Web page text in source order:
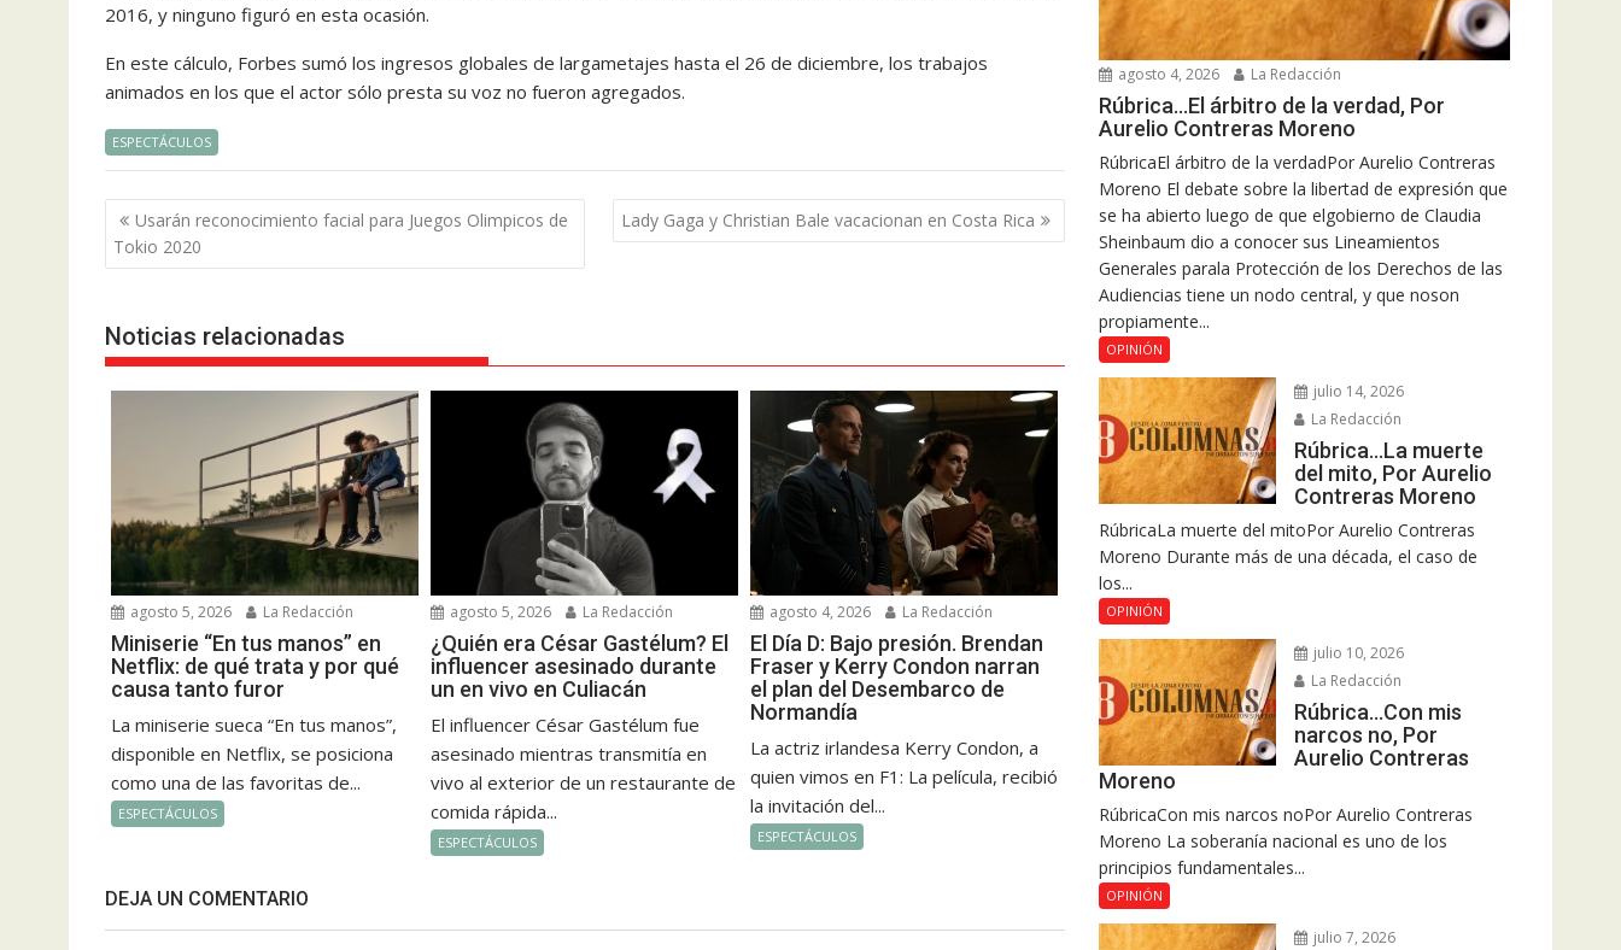
2016, y ninguno figuró en esta ocasión.
En este cálculo, Forbes sumó los ingresos globales de largametajes hasta el 26 de diciembre, los trabajos
animados en los que el actor sólo presta su voz no fueron agregados.
ESPECTÁCULOS
Navegación
de
entradas
Usarán reconocimiento facial para Juegos Olimpicos de
Tokio 2020
Lady Gaga y Christian Bale vacacionan en Costa Rica
Noticias relacionadas
agosto 5, 2026 La Redacción
Miniserie “En tus manos” en
Netflix: de qué trata y por qué
causa tanto furor
La miniserie sueca “En tus manos”,
disponible en Netflix, se posiciona
como una de las favoritas de...
ESPECTÁCULOS
agosto 5, 2026 La Redacción
¿Quién era César Gastélum? El
influencer asesinado durante
un en vivo en Culiacán
El influencer César Gastélum fue
asesinado mientras transmitía en
vivo al exterior de un restaurante de
comida rápida...
ESPECTÁCULOS
agosto 4, 2026 La Redacción
El Día D: Bajo presión. Brendan
Fraser y Kerry Condon narran
el plan del Desembarco de
Normandía
La actriz irlandesa Kerry Condon, a
quien vimos en F1: La película, recibió
la invitación del...
ESPECTÁCULOS
DEJA UN COMENTARIO
agosto 4, 2026 La Redacción
Rúbrica…El árbitro de la verdad, Por
Aurelio Contreras Moreno
RúbricaEl árbitro de la verdadPor Aurelio Contreras
Moreno El debate sobre la libertad de expresión que
se ha abierto luego de que elgobierno de Claudia
Sheinbaum dio a conocer sus Lineamientos
Generales parala Protección de los Derechos de las
Audiencias tiene un nodo central, y que noson
propiamente...
OPINIÓN
julio 14, 2026
La Redacción
Rúbrica…La muerte
del mito, Por Aurelio
Contreras Moreno
RúbricaLa muerte del mitoPor Aurelio Contreras
Moreno Durante más de una década, el caso de
los...
OPINIÓN
julio 10, 2026
La Redacción
Rúbrica…Con mis
narcos no, Por
Aurelio Contreras
Moreno
RúbricaCon mis narcos noPor Aurelio Contreras
Moreno La soberanía nacional es uno de los
principios fundamentales...
OPINIÓN
julio 7, 2026